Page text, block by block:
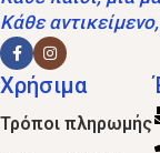
Κάθε
Χρήσιμα
Τρόποι πληρωμής